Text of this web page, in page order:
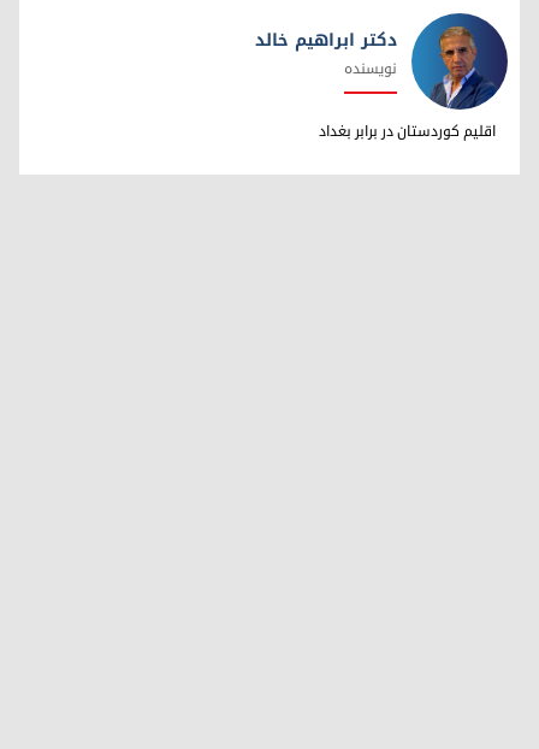
دکتر ابراهیم خالد
دکتر ابراهیم خالد
نویسنده
اقلیم کوردستان در برابر بغداد